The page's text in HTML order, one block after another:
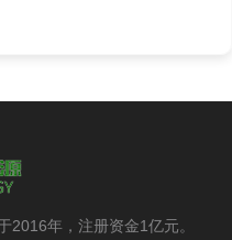
2016年，注册资金1亿元。